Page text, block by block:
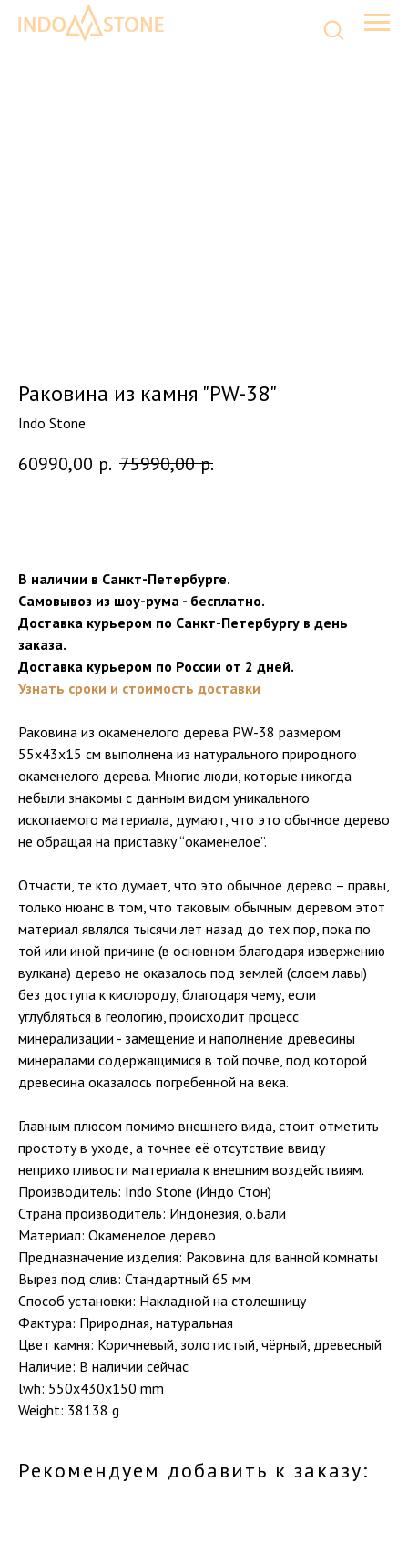
Раковина из камня "PW-38"
Indo Stone
60990,00 р. 75990,00 р.
В наличии в Санкт-Петербурге.
Самовывоз из шоу-рума - бесплатно.
Доставка курьером по Санкт-Петербургу в день
заказа.
Доставка курьером по России от 2 дней.
Узнать сроки и стоимость доставки
Раковина из окаменелого дерева PW-38 размером
55х43х15 см выполнена из натурального природного
окаменелого дерева. Многие люди, которые никогда
небыли знакомы с данным видом уникального
ископаемого материала, думают, что это обычное дерево
не обращая на приставку “окаменелое”.
Отчасти, те кто думает, что это обычное дерево – правы,
только нюанс в том, что таковым обычным деревом этот
материал являлся тысячи лет назад до тех пор, пока по
той или иной причине (в основном благодаря извержению
вулкана) дерево не оказалось под землей (слоем лавы)
без доступа к кислороду, благодаря чему, если
углубляться в геологию, происходит процесс
минерализации - замещение и наполнение древесины
минералами содержащимися в той почве, под которой
древесина оказалось погребенной на века.
Главным плюсом помимо внешнего вида, стоит отметить
простоту в уходе, а точнее её отсутствие ввиду
неприхотливости материала к внешним воздействиям.
Производитель: Indo Stone (Индо Стон)
Страна производитель: Индонезия, о.Бали
Материал: Окаменелое дерево
Предназначение изделия: Раковина для ванной комнаты
Вырез под слив: Стандартный 65 мм
Способ установки: Накладной на столешницу
Фактура: Природная, натуральная
Цвет камня: Коричневый, золотистый, чёрный, древесный
Наличие: В наличии сейчас
lwh: 550x430x150 mm
Weight: 38138 g
Рекомендуем добавить к заказу: